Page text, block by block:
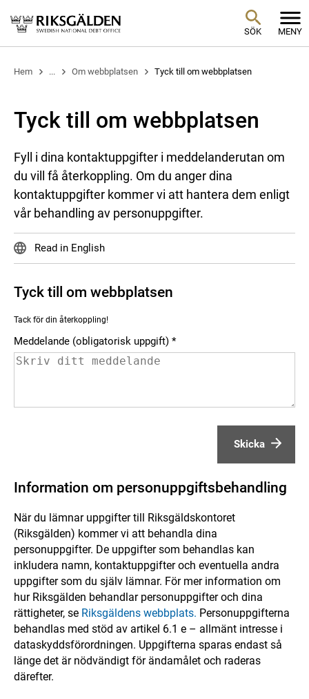
SÖK MENY
Hem ... Om webbplatsen Tyck till om webbplatsen
Tyck till om webbplatsen
Fyll i dina kontaktuppgifter i meddelanderutan om
du vill få återkoppling. Om du anger dina
kontaktuppgifter kommer vi att hantera dem enligt
vår behandling av personuppgifter.
Read in English
Tyck till om webbplatsen
Tack för din återkoppling!
Meddelande (obligatorisk uppgift)
Skicka
Information om personuppgiftsbehandling
När du lämnar uppgifter till Riksgäldskontoret
(Riksgälden) kommer vi att behandla dina
personuppgifter. De uppgifter som behandlas kan
inkludera namn, kontaktuppgifter och eventuella andra
uppgifter som du själv lämnar. För mer information om
hur Riksgälden behandlar personuppgifter och dina
rättigheter, se Riksgäldens webbplats. Personuppgifterna
behandlas med stöd av artikel 6.1 e – allmänt intresse i
dataskyddsförordningen. Uppgifterna sparas endast så
länge det är nödvändigt för ändamålet och raderas
därefter.